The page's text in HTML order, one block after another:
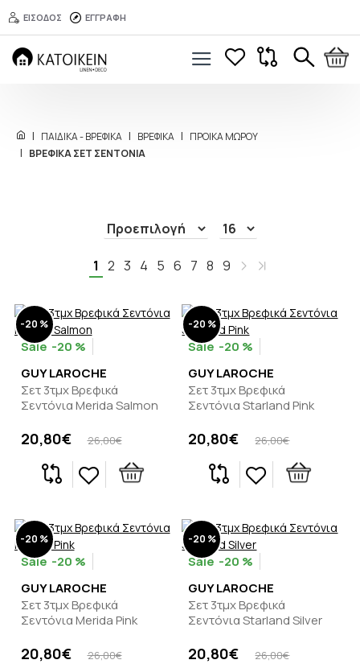
ΕΙΣΟΔΟΣ ΕΓΓΡΑΦΗ
ΠΑΙΔΙΚΑ - ΒΡΕΦΙΚΑ ΒΡΕΦΙΚΑ
ΠΡΟΙΚΑ ΜΩΡΟΥ
ΒΡΕΦΙΚΑ ΣΕΤ ΣΕΝΤΟΝΙΑ
1 2 3 4 5 6 7 8 9
-20 %
-20 %
GUY LAROCHE
Σετ 3τμχ Βρεφικά
Σεντόνια Merida Salmon
26,00€
20,80€
-20 %
-20 %
GUY LAROCHE
Σετ 3τμχ Βρεφικά
Σεντόνια Starland Pink
26,00€
20,80€
-20 %
-20 %
GUY LAROCHE
Σετ 3τμχ Βρεφικά
Σεντόνια Merida Pink
26,00€
20,80€
-20 %
-20 %
GUY LAROCHE
Σετ 3τμχ Βρεφικά
Σεντόνια Starland Silver
26,00€
20,80€